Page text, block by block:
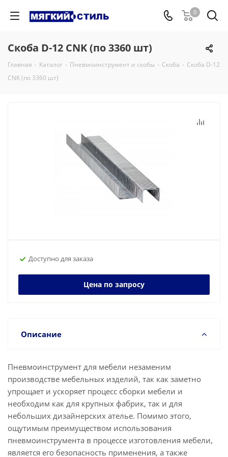
0
Скоба D-12 CNK (по 3360 шт)
Главная - Каталог - Пневмоинструмент и скобы - Скоба - Скоба D-12
CNK (по 3360 шт)
Доступно для заказа
Цена по запросу
Описание
Пневмоинструмент для мебели незаменим
производстве мебельных изделий, так как заметно
упрощает и ускоряет процесс сборки мебели и
необходим как для крупных фабрик, так и для
небольших дизайнерских ателье. Помимо этого,
ощутимым преимуществом использования
пневмоинструмента в процессе изготовления мебели,
является его безопасность применения, а также